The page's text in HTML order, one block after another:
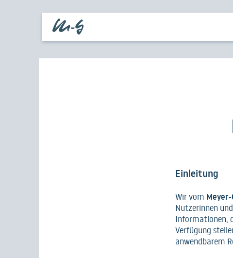
Einleitung
Wir vom
Nutzerinnen
Informationen,
Verfügung
anwendbarem